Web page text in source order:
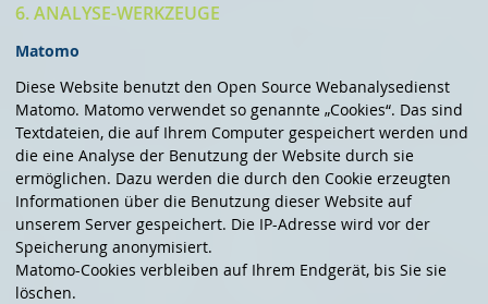
6. ANALYSE-WERKZEUGE
Matomo
Diese Website benutzt den Open Source Webanalysedienst
Matomo. Matomo verwendet so genannte „Cookies“. Das sind
Textdateien, die auf Ihrem Computer gespeichert werden und
die eine Analyse der Benutzung der Website durch sie
ermöglichen. Dazu werden die durch den Cookie erzeugten
Informationen über die Benutzung dieser Website auf
unserem Server gespeichert. Die IP-Adresse wird vor der
Speicherung anonymisiert.
Matomo-Cookies verbleiben auf Ihrem Endgerät, bis Sie sie
löschen.